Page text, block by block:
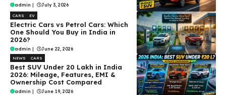
admin | July 3, 2026
CARS EV
Electric Cars vs Petrol Cars: Which
One Should You Buy in India in
2026?
admin | June 22, 2026
NEWS CARS
Best SUV Under ₹20 Lakh in India
2026: Mileage, Features, EMI &
Ownership Cost Compared
admin | June 19, 2026